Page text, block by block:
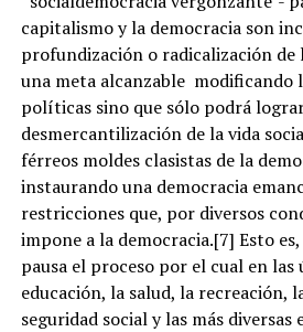
capitalismo y la democracia son
profundización o radicalización de
una meta alcanzable modificando
políticas sino que sólo podrá
desmercantilización de la vida
férreos moldes clasistas de la
instaurando una democracia
restricciones que, por diversos
impone a la democracia.[7] Esto
pausa el proceso por el cual en las
educación, la salud, la recreación,
seguridad social y las más diversas